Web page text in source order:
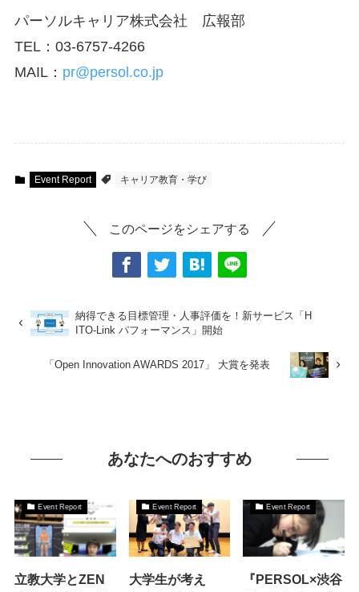
パーソルキャリア株式会社 広報部
TEL：03-6757-4266
MAIL： pr@persol.co.jp
Event Report キャリア教育・学び
このページをシェアする
納得できる目標管理・人事評価を！新サービス「H
ITO-Link パフォーマンス」開始
「Open Innovation AWARDS 2017」 大賞を発表
あなたへのおすすめ
Event Report
立教大学とZEN
Event Report
大学生が考え
Event Report
『PERSOL×渋谷